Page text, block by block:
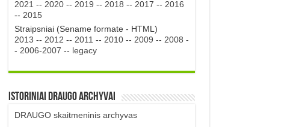
2021 -- 2020-- 2019 -- 2018 -- 2017 -- 2016
-- 2015
Straipsniai (Sename formate - HTML)
2013 -- 2012 -- 2011 -- 2010-- 2009 -- 2008 -
- 2006-2007 -- legacy
Istoriniai DRAUGO Archyvai
DRAUGO skaitmeninis archyvas